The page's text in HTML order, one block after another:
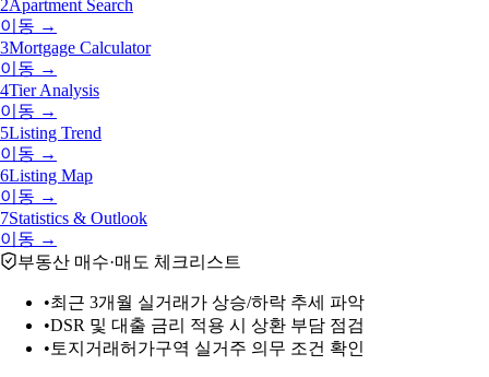
2Apartment Search
이동 →
3Mortgage Calculator
이동 →
4Tier Analysis
이동 →
5Listing Trend
이동 →
6Listing Map
이동 →
7Statistics & Outlook
이동 →
부동산 매수·매도 체크리스트
•최근 3개월 실거래가 상승/하락 추세 파악
•DSR 및 대출 금리 적용 시 상환 부담 점검
• 토지거래허가구역 실거주 의무 조건 확인